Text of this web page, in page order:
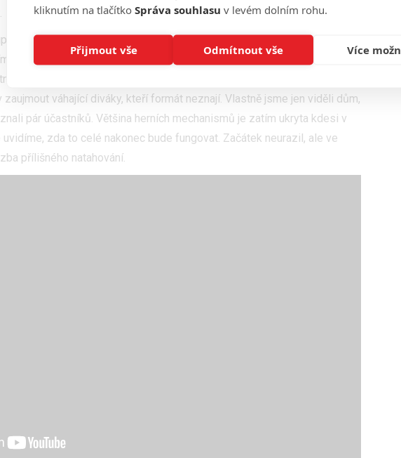
čeští hráči a na jaké úrovni primácké
celkově bude. Z
moc vyčíst nedalo. Moderátoři podali adekvátní výkon pro tento typ
natočený, ale je pravda, že chyběl wow efekt. Nejsem si příliš jistý, zda
váhající diváky, kteří formát neznají. Vlastně jsme jen viděli dům,
pár účastníků. Většina herních mechanismů je zatím ukryta kdesi v
zda to celé nakonec bude fungovat. Začátek neurazil, ale ve
přílišného natahování.
kliknutím na tlačítko Správa souhlasu v levém dolním rohu.
Přijmout vše Odmítnout vše Více